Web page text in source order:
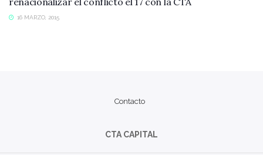
16 MARZO, 2015
Contacto
CTA CAPITAL